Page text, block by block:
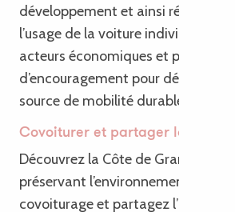
développement et ainsi réduire les
l’usage de la voiture individuelle; et
acteurs économiques et politiques
d’encouragement pour développer
source de mobilité durable.
Covoiturer et partager la route !
Découvrez la Côte de Granit Rose
préservant l’environnement ! Optez
covoiturage et partagez l’aventure